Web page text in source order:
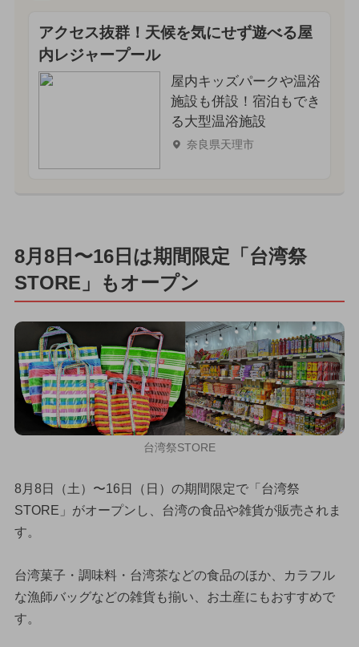
アクセス抜群！天候を気にせず遊べる屋
内レジャープール
屋内キッズパークや温浴
施設も併設！宿泊もでき
る大型温浴施設
奈良県天理市
8月8日〜16日は期間限定「台湾祭
STORE」もオープン
台湾祭STORE
8月8日（土）〜16日（日）の期間限定で「台湾祭
STORE」がオープンし、台湾の食品や雑貨が販売されま
す。
台湾菓子・調味料・台湾茶などの食品のほか、カラフル
な漁師バッグなどの雑貨も揃い、お土産にもおすすめで
す。